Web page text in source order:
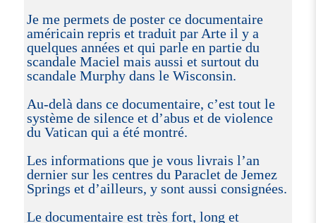
Je me permets de poster ce documentaire
américain repris et traduit par Arte il y a
quelques années et qui parle en partie du
scandale Maciel mais aussi et surtout du
scandale Murphy dans le Wisconsin.
Au-delà dans ce documentaire, c’est tout le
système de silence et d’abus et de violence
du Vatican qui a été montré.
Les informations que je vous livrais l’an
dernier sur les centres du Paraclet de Jemez
Springs et d’ailleurs, y sont aussi consignées.
Le documentaire est très fort, long et